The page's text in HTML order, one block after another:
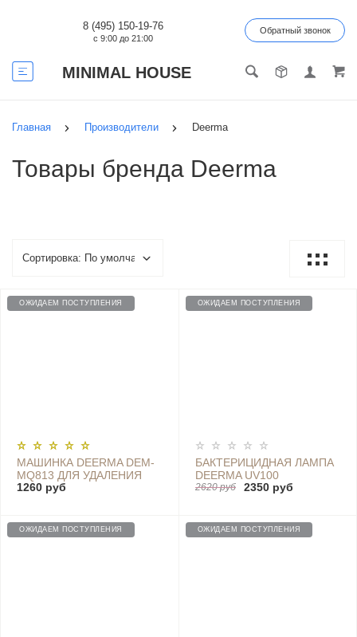
MINIMAL HOUSE
8 (495) 150-19-76
с 9:00 до 21:00
Обратный звонок
Главная Производители Deerma
Товары бренда Deerma
ОЖИДАЕМ ПОСТУПЛЕНИЯ
МАШИНКА DEERMA DEM-
MQ813 ДЛЯ УДАЛЕНИЯ
КАТЫШЕК
1260 руб
ОЖИДАЕМ ПОСТУПЛЕНИЯ
БАКТЕРИЦИДНАЯ ЛАМПА
DEERMA UV100
2620 руб 2350 руб
ОЖИДАЕМ ПОСТУПЛЕНИЯ ОЖИДАЕМ ПОСТУПЛЕНИЯ